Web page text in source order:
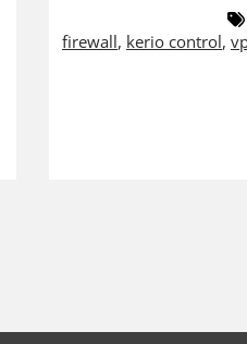
firewall, kerio control,